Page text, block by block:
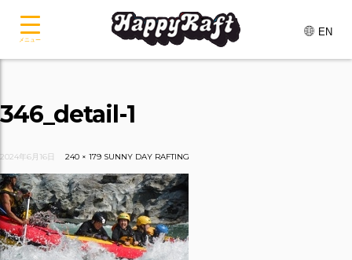
EN
346_detail-1
2024年6月16日 240 × 179 SUNNY DAY RAFTING
メニュー